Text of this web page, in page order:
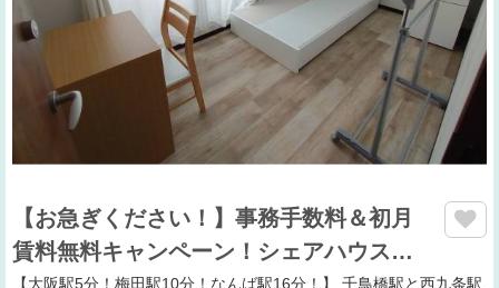
【お急ぎください！】事務手数料＆初月
賃料無料キャンペーン！シェアハウス…
【大阪駅5分！梅田駅10分！なんば駅16分！】 千鳥橋駅と西九条駅